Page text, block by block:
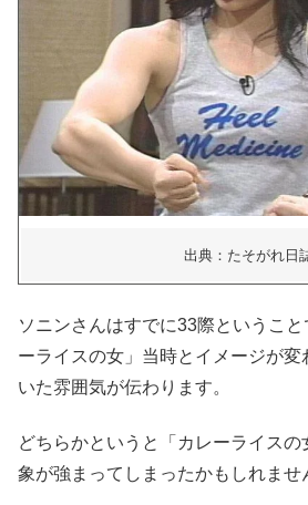
出典：たそがれ日
ソニンさんはすでに33際というこ
ーライスの女」当時とイメージが
いた雰囲気が伝わります。
どちらかというと「カレーライス
象が強まってしまったかもしれませ